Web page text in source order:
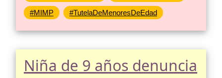
#MIMP #TutelaDeMenoresDeEdad
Niña de 9 años denuncia